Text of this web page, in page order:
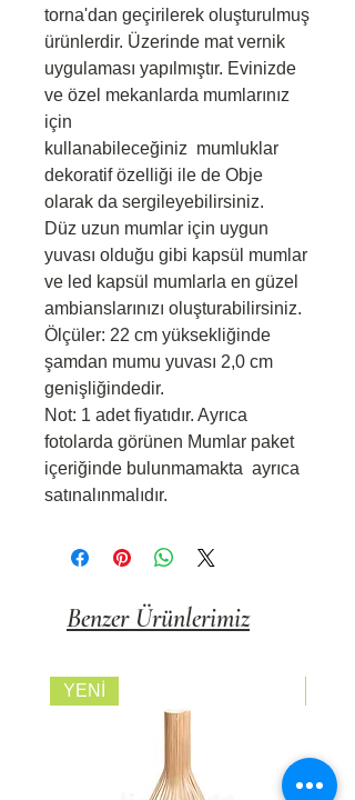
torna'dan geçirilerek oluşturulmuş
ürünlerdir. Üzerinde mat vernik
uygulaması yapılmıştır. Evinizde
ve özel mekanlarda mumlarınız
için
kullanabileceğiniz mumluklar
dekoratif özelliği ile de Obje
olarak da sergileyebilirsiniz.
Düz uzun mumlar için uygun
yuvası olduğu gibi kapsül mumlar
ve led kapsül mumlarla en güzel
ambianslarınızı oluşturabilirsiniz.
Ölçüler: 22 cm yüksekliğinde
şamdan mumu yuvası 2,0 cm
genişliğindedir.
Not: 1 adet fiyatıdır. Ayrıca
fotolarda görünen Mumlar paket
içeriğinde bulunmamakta ayrıca
satınalınmalıdır.
Benzer Ürünlerimiz
YENİ